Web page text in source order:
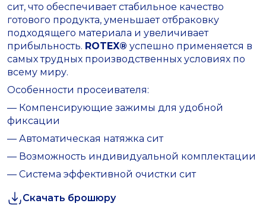
сит, что обеспечивает стабильное качество
готового продукта, уменьшает отбраковку
подходящего материала и увеличивает
прибыльность. ROTEX® успешно применяется в
самых трудных производственных условиях по
всему миру.
Особенности просеивателя:
— Компенсирующие зажимы для удобной
фиксации
— Автоматическая натяжка сит
— Возможность индивидуальной комплектации
— Система эффективной очистки сит
Скачать брошюру